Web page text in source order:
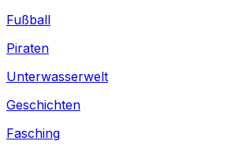
Fußball
Piraten
Unterwasserwelt
Geschichten
Fasching